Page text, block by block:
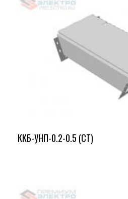
ККБ-УНП-0.2-0.5 (СТ)